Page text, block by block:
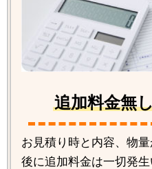
追加料金無
お見積り時と内容、物
後に追加料金は一切発